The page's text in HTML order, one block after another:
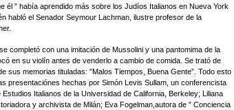
él ” había aprendido más sobre los Judíos Italianos en Nueva York
habló el Senador Seymour Lachman, ilustre profesor de la
completó con una imitación de Mussolini y una pantomima de la
en su violín antes de venderlo a cambio de comida. Se trató de
sus memorias tituladas: ”Malos Tiempos, Buena Gente”. Todo esto
presentaciónes hechas por Simón Levis Sullam, un conferencista
Italianos de la Universidad de California, Berkeley; Liliana
y archivista de Milán; Eva Fogelman,autora de ” Conciencia